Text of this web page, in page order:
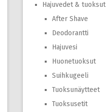
Hajuvedet & tuoksut
After Shave
Deodorantti
Hajuvesi
Huonetuoksut
Suihkugeeli
Tuoksunäytteet
Tuoksusetit